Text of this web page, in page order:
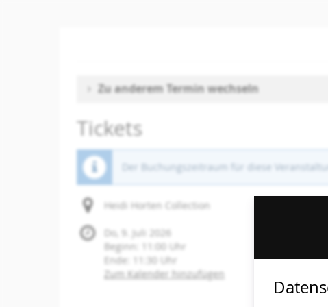
Zu anderem Termin wechseln
Tickets
Der Buchungszeitraum für diese
Heidi Horten Collection
Do, 9. Juli 2026
Beginn:
11:00
Uhr
Ende:
11:30
Uhr
Zum Kalender hinzufügen